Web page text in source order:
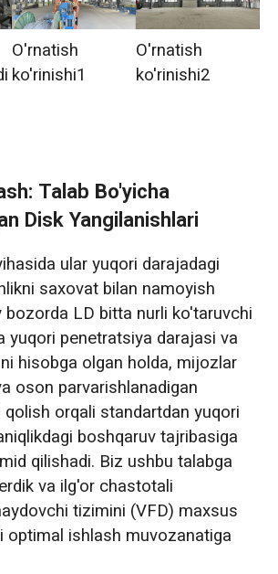
O'rnatish
ko'rinishi1
O'rnatish
ko'rinishi2
Talab Bo'yicha
Disk Yangilanishlari
ular yuqori darajadagi
saxovat bilan namoyish
bozorda LD bitta nurli ko'taruvchi
yuqori penetratsiya darajasi va
hisobga olgan holda, mijozlar
oson parvarishlanadigan
orqali standartdan yuqori
boshqaruv tajribasiga
qilishadi. Biz ushbu talabga
va ilg'or chastotali
tizimini (VFD) maxsus
optimal ishlash muvozanatiga